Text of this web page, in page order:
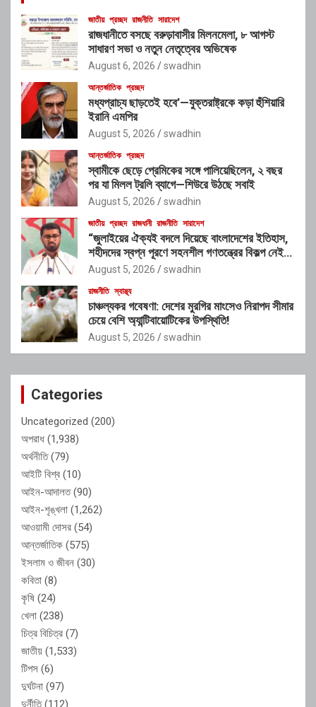
জাতীয় প্রচ্ছদ রাজনীতি সারাদেশ
রাজধানীতে বসছে বরুড়াবাসীর মিলনমেলা, ৮ আগস্ট
সাধারণ সভা ও নতুন নেতৃত্বের অভিষেক
August 6, 2026 swadhin
আন্তর্জাতিক প্রচ্ছদ
মধ্যপ্রাচ্য ছাড়তেই হবে’—যুক্তরাষ্ট্রকে কড়া হুঁশিয়ারি
ইরানি এমপির
August 5, 2026 swadhin
আন্তর্জাতিক প্রচ্ছদ
স্বামীকে ছেড়ে প্রেমিকের সঙ্গে পালিয়েছিলেন, ২ বছর
পর যা মিলল ট্রলি ব্যাগে—শিউরে উঠছে সবাই
August 5, 2026 swadhin
জাতীয় প্রচ্ছদ রাজধানী রাজনীতি সারাদেশ
“জুলাইয়ের ঐক্যই বদলে দিয়েছে বাংলাদেশের ইতিহাস,
শহীদদের স্বপ্ন পূরণে সহনশীল গণতন্ত্রের বিকল্প নেই” :
রাশেদ খাঁন
August 5, 2026 swadhin
রাজনীতি স্বাস্থ্য
চাঞ্চল্যকর গবেষণা: দেশের মুরগির মাংসেও নিরাপদ সীমার
চেয়ে বেশি অ্যান্টিবায়োটিকের উপস্থিতি!
August 5, 2026 swadhin
Categories
Uncategorized (200)
অপরাধ (1,938)
অর্থনীতি(79)
আইটি বিশ্ব (10)
আইন-আদালত(90)
আইন-শৃঙ্খলা (1,262)
আওয়ামী দোসর (54)
আন্তর্জাতিক (575)
ইসলাম ও জীবন (30)
কবিতা (8)
কৃষি (24)
খেলা (238)
চিত্র বিচিত্র (7)
জাতীয় (1,533)
টিপস (6)
দুর্ঘটনা (97)
দুর্নীতি(112)